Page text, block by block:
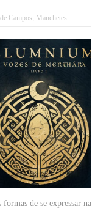
Campos, Manchetes
de se expressar na